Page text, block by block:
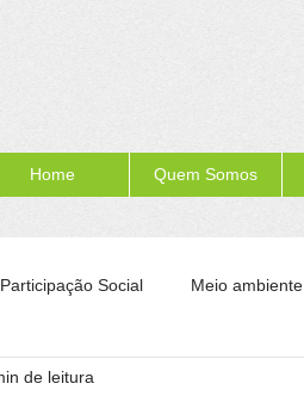
Home Quem Somos
Participação Social Meio ambiente
para a cidadania
de leitura